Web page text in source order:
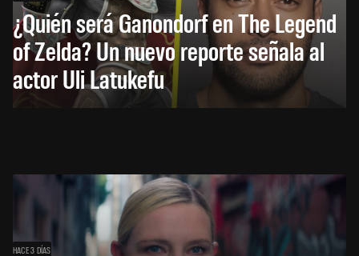
¿Quién será Ganondorf en The Legend
of Zelda? Un nuevo reporte señala al
actor Uli Latukefu
HACE 3 DÍAS